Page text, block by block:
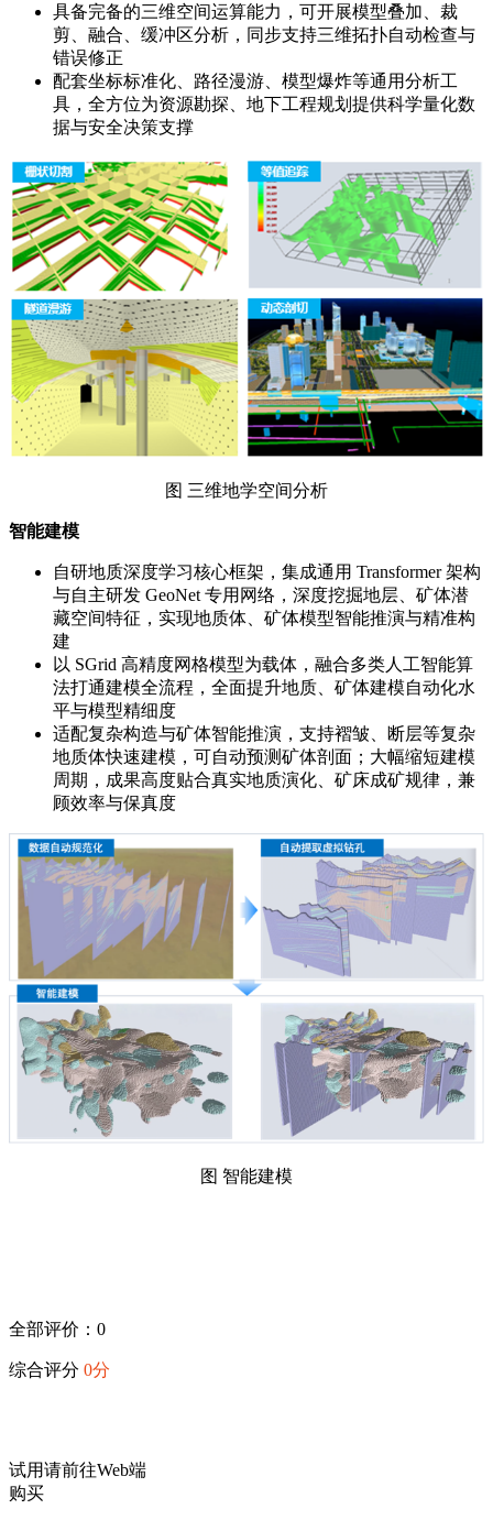
具备完备的三维空间运算能力，可开展模型叠加、裁
剪、融合、缓冲区分析，同步支持三维拓扑自动检查与
错误修正
配套坐标标准化、路径漫游、模型爆炸等通用分析工
具，全方位为资源勘探、地下工程规划提供科学量化数
据与安全决策支撑
图 三维地学空间分析
智能建模
自研地质深度学习核心框架，集成通用 Transformer 架构
与自主研发 GeoNet 专用网络，深度挖掘地层、矿体潜
藏空间特征，实现地质体、矿体模型智能推演与精准构
建
以 SGrid 高精度网格模型为载体，融合多类人工智能算
法打通建模全流程，全面提升地质、矿体建模自动化水
平与模型精细度
适配复杂构造与矿体智能推演，支持褶皱、断层等复杂
地质体快速建模，可自动预测矿体剖面；大幅缩短建模
周期，成果高度贴合真实地质演化、矿床成矿规律，兼
顾效率与保真度
图 智能建模
全部评价：0
综合评分 0分
试用请前往Web端
购买